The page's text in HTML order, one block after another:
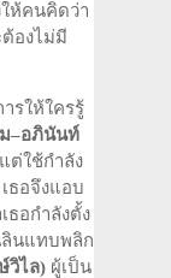
ให้คนคิดว่า
องไม่มี
รให้ใครรู้
–อภินันท์
ต่ใช้กำลัง
ธอจึงแอบ
ธอกำลังตั้ง
นแทบพลิก
วิไล) ผู้เป็น